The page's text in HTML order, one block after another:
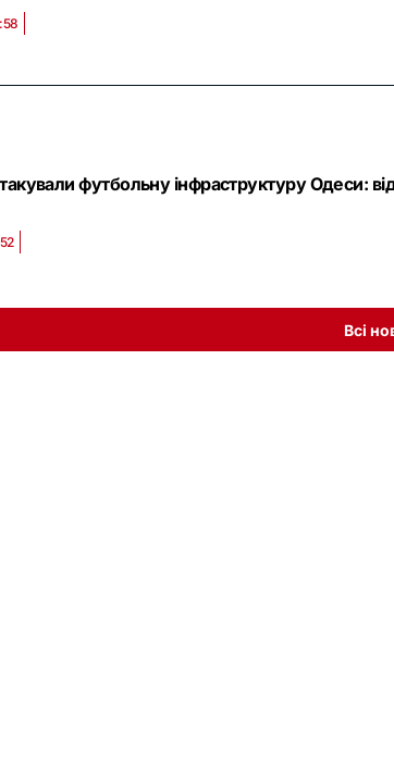
футбольну інфраструктуру Одеси:
Всі